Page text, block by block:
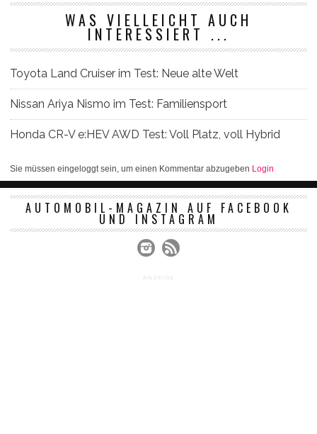
WAS VIELLEICHT AUCH
INTERESSIERT ...
Toyota Land Cruiser im Test: Neue alte Welt
Nissan Ariya Nismo im Test: Familiensport
Honda CR-V e:HEV AWD Test: Voll Platz, voll Hybrid
Sie müssen eingeloggt sein, um einen Kommentar abzugeben Login
AUTOMOBIL-MAGAZIN AUF FACEBOOK
UND INSTAGRAM
ANZEIGE